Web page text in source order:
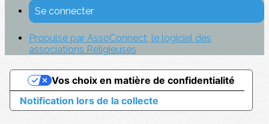
Se connecter
Propulsé par AssoConnect, le logiciel des
associations Religieuses
Notification lors de la collecte
Vos choix en matière de confidentialité